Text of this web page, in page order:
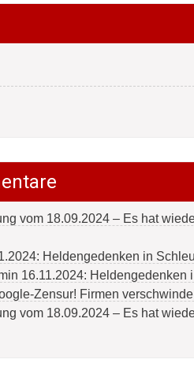
vom 18.09.2024 – Es hat
Heldengedenken in
16.11.2024: Heldengedenken
Zensur! Firmen
vom 18.09.2024 – Es hat